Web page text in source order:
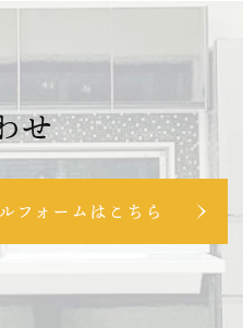
せ
フォームはこちら